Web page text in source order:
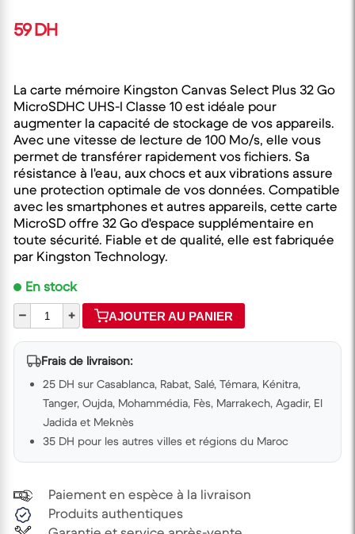
59 DH
La carte mémoire Kingston Canvas Select Plus 32 Go
MicroSDHC UHS-I Classe 10 est idéale pour
augmenter la capacité de stockage de vos appareils.
Avec une vitesse de lecture de 100 Mo/s, elle vous
permet de transférer rapidement vos fichiers. Sa
résistance à l'eau, aux chocs et aux vibrations assure
une protection optimale de vos données. Compatible
avec les smartphones et autres appareils, cette carte
MicroSD offre 32 Go d'espace supplémentaire en
toute sécurité. Fiable et de qualité, elle est fabriquée
par Kingston Technology.
En stock
–
+ AJOUTER AU PANIER
Frais de livraison:
25 DH sur Casablanca, Rabat, Salé, Témara, Kénitra,
Tanger, Oujda, Mohammédia, Fès, Marrakech, Agadir, El
Jadida et Meknès
35 DH pour les autres villes et régions du Maroc
Paiement en espèce à la livraison
Produits authentiques